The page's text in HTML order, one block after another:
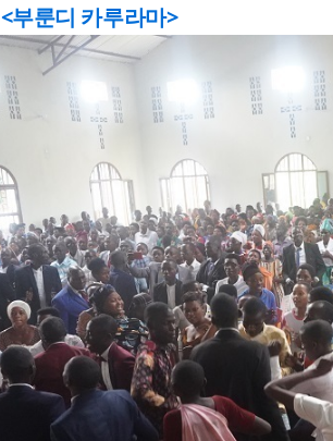
<부룬디 카루라마>